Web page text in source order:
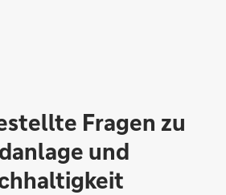
Fragen zu
und